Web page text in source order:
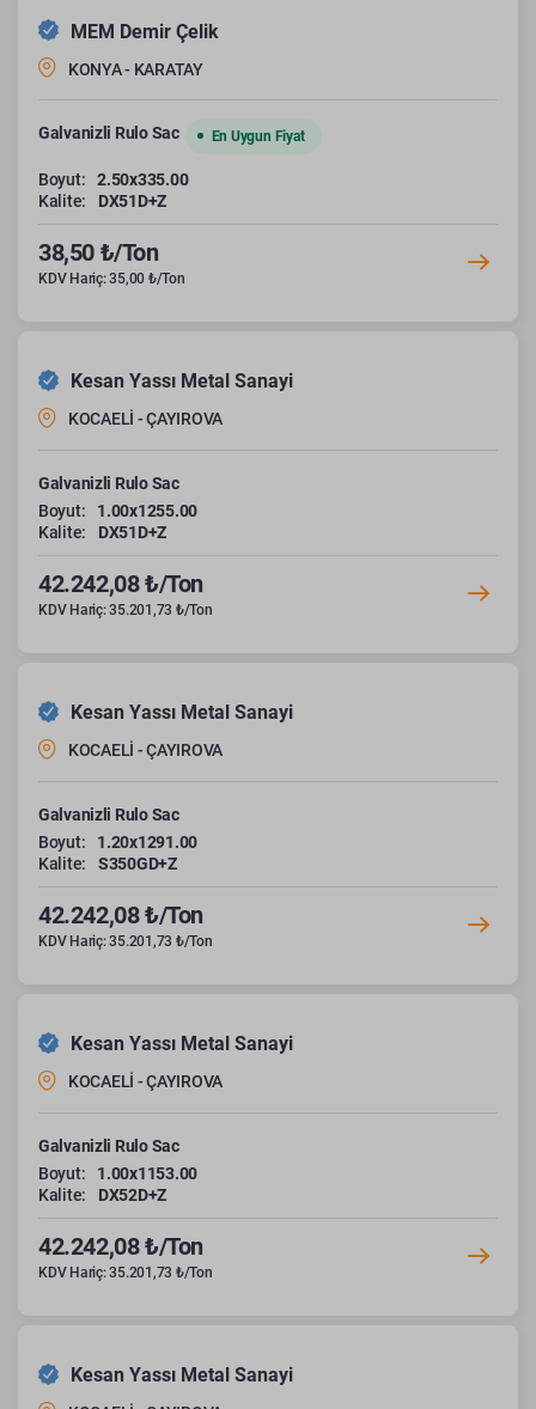
MEM Demir Çelik
KONYA - KARATAY
Galvanizli Rulo Sac En Uygun Fiyat
Boyut:
2.50x335.00
Kalite:
DX51D+Z
38,50 ₺/Ton
KDV Hariç: 35,00 ₺/Ton
Kesan Yassı Metal Sanayi
KOCAELİ - ÇAYIROVA
Galvanizli Rulo Sac
Boyut:
1.00x1255.00
Kalite:
DX51D+Z
42.242,08 ₺/Ton
KDV Hariç: 35.201,73 ₺/Ton
Kesan Yassı Metal Sanayi
KOCAELİ - ÇAYIROVA
Galvanizli Rulo Sac
Boyut:
1.20x1291.00
Kalite:
S350GD+Z
42.242,08 ₺/Ton
KDV Hariç: 35.201,73 ₺/Ton
Kesan Yassı Metal Sanayi
KOCAELİ - ÇAYIROVA
Galvanizli Rulo Sac
Boyut:
1.00x1153.00
Kalite:
DX52D+Z
42.242,08 ₺/Ton
KDV Hariç: 35.201,73 ₺/Ton
Kesan Yassı Metal Sanayi